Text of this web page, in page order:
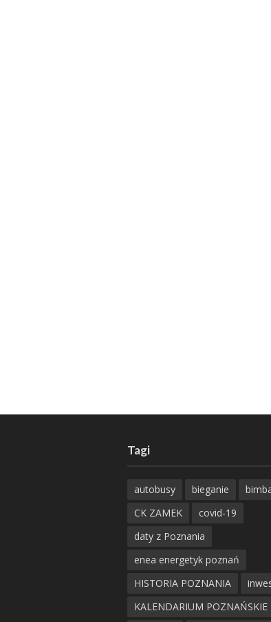
Tagi
autobusy bieganie
CK ZAMEK
covid-19
daty z Poznania
enea energetyk poznań
HISTORIA POZNANIA
KALENDARIUM POZNAŃSKIE